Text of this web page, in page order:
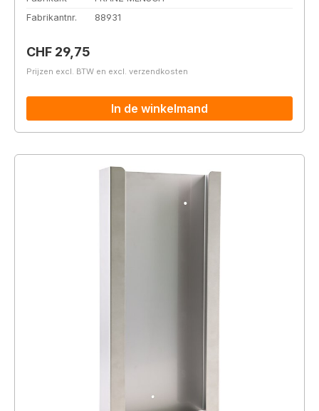
Fabrikantnr.
88931
Normale prijs:
CHF 29,75
Prijzen excl. BTW en excl. verzendkosten
In de winkelmand